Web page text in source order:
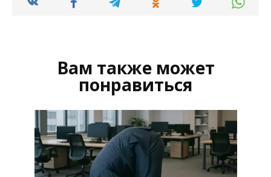
Вам также может
понравиться